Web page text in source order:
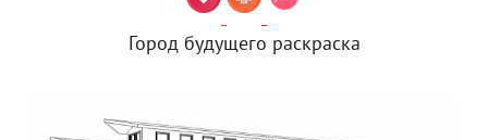
Город будущего раскраска